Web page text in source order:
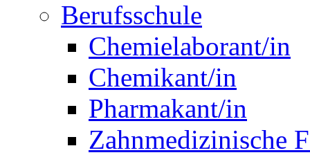
Berufsschule
Chemielaborant/in
Chemikant/in
Pharmakant/in
Zahnmedizinische